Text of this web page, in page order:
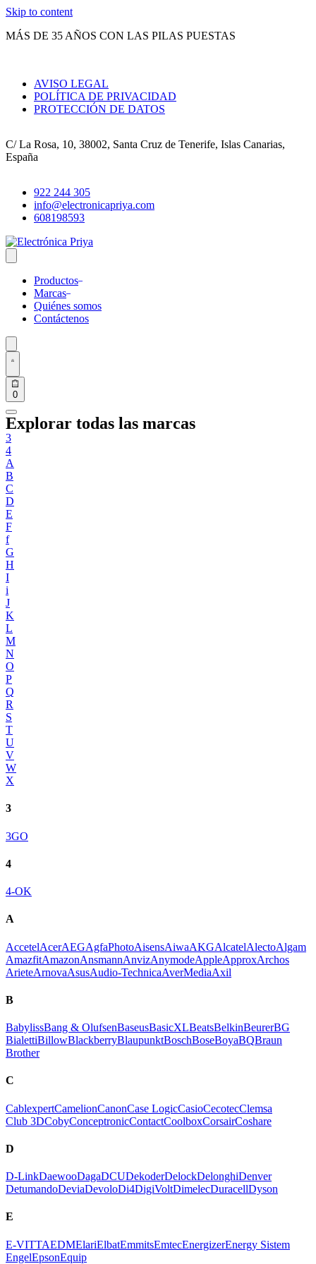
Skip to content
MÁS DE 35 AÑOS CON LAS PILAS PUESTAS
AVISO LEGAL
POLÍTICA DE PRIVACIDAD
PROTECCIÓN DE DATOS
C/ La Rosa, 10, 38002, Santa Cruz de Tenerife, Islas Canarias,
España
922 244 305
info@electronicapriya.com
608198593
Productos
Marcas
Quiénes somos
Contáctenos
0
Explorar todas las marcas
3
4
A
B
C
D
E
F
f
G
H
I
i
J
K
L
M
N
O
P
Q
R
S
T
U
V
W
X
3
3GO
4
4-OK
A
AccetelAcerAEGAgfaPhotoAisensAiwaAKGAlcatelAlectoAlgam
AmazfitAmazonAnsmannAnvizAnymodeAppleApproxArchos
ArieteArnovaAsusAudio-TechnicaAverMediaAxil
B
BabylissBang & OlufsenBaseusBasicXLBeatsBelkinBeurerBG
BialettiBillowBlackberryBlaupunktBoschBoseBoyaBQBraun
Brother
C
CablexpertCamelionCanonCase LogicCasioCecotecClemsa
Club 3DCobyConceptronicContactCoolboxCorsairCoshare
D
D-LinkDaewooDagaDCUDekoderDelockDelonghiDenver
DetumandoDeviaDevoloDi4DigiVoltDimelecDuracellDyson
E
E-VITTAEDMElariElbatEmmitsEmtecEnergizerEnergy Sistem
EngelEpsonEquip